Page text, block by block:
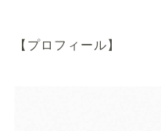
【プロフィール】